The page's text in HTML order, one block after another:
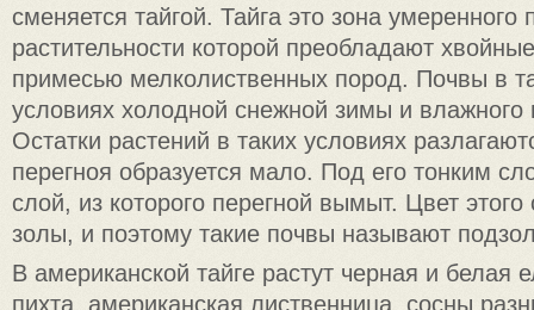
сменяется тайгой. Тайга это зона умеренного
растительности которой преобладают
примесью мелколиственных пород. Почвы в
условиях холодной снежной зимы и влажного
Остатки растений в таких условиях
перегноя образуется мало. Под его тонким
слой, из которого перегной вымыт. Цвет
золы, и поэтому такие почвы называют
В американской тайге растут черная и белая
пихта, американская лиственница, сосны